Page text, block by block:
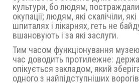
культури, бо людям,
окупації; людям, які скалічіли,
шпиталях і лікарнях, геть не
вшановують і за які заслуги.
Тим часом функціонування
час доводить протилежне:
опікується закладом, який
одного з найпідступніших